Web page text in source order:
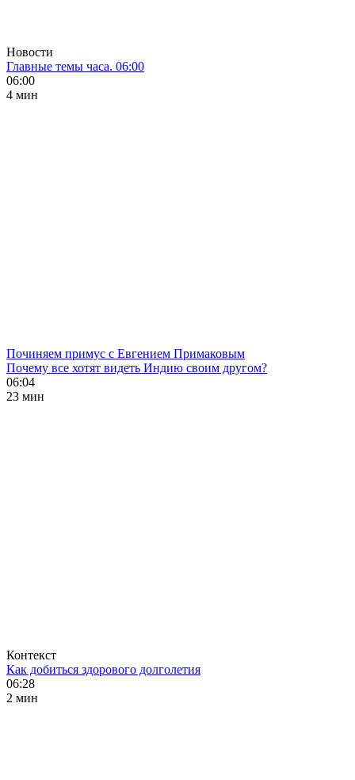
Новости
Главные темы часа. 06:00
06:00
4 мин
Починяем примус с Евгением Примаковым
Почему все хотят видеть Индию своим другом?
06:04
23 мин
Контекст
Как добиться здорового долголетия
06:28
2 мин